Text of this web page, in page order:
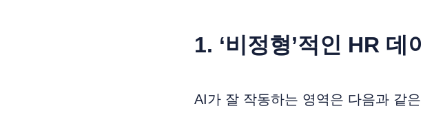
1. ‘비정형’적인 HR 데
AI가 잘 작동하는 영역은 다음과 같